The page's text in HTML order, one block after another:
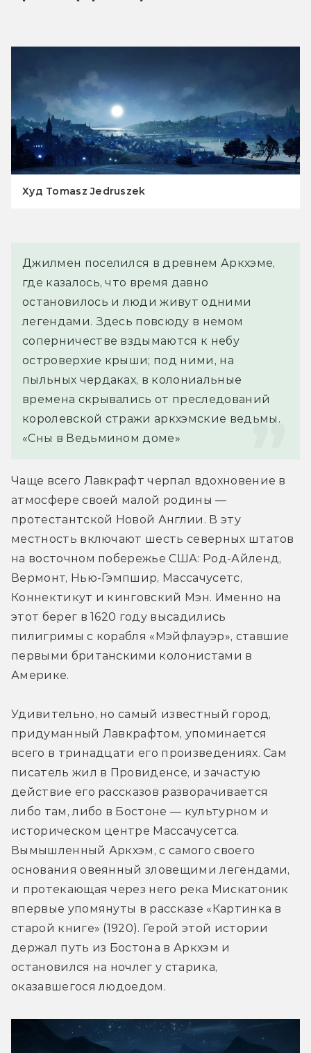
Худ Tomasz Jedruszek
Джилмен поселился в древнем Аркхэме,
где казалось, что время давно
остановилось и люди живут одними
легендами. Здесь повсюду в немом
соперничестве вздымаются к небу
островерхие крыши; под ними, на
пыльных чердаках, в колониальные
времена скрывались от преследований
королевской стражи аркхэмские ведьмы.
«Сны в Ведьмином доме»
Чаще всего Лавкрафт черпал вдохновение в
атмосфере своей малой родины —
протестантской Новой Англии. В эту
местность включают шесть северных штатов
на восточном побережье США: Род-Айленд,
Вермонт, Нью-Гэмпшир, Массачусетс,
Коннектикут и кинговский Мэн. Именно на
этот берег в 1620 году высадились
пилигримы с корабля «Мэйфлауэр», ставшие
первыми британскими колонистами в
Америке.
Удивительно, но самый известный город,
придуманный Лавкрафтом, упоминается
всего в тринадцати его произведениях. Сам
писатель жил в Провиденсе, и зачастую
действие его рассказов разворачивается
либо там, либо в Бостоне — культурном и
историческом центре Массачусетса.
Вымышленный Аркхэм, с самого своего
основания овеянный зловещими легендами,
и протекающая через него река Мискатоник
впервые упомянуты в рассказе «Картинка в
старой книге» (1920). Герой этой истории
держал путь из Бостона в Аркхэм и
остановился на ночлег у старика,
оказавшегося людоедом.